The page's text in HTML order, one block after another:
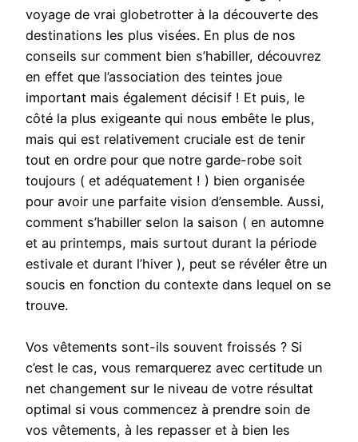
voyage de vrai globetrotter à la découverte des
destinations les plus visées. En plus de nos
conseils sur comment bien s’habiller, découvrez
en effet que l’association des teintes joue
important mais également décisif ! Et puis, le
côté la plus exigeante qui nous embête le plus,
mais qui est relativement cruciale est de tenir
tout en ordre pour que notre garde-robe soit
toujours ( et adéquatement ! ) bien organisée
pour avoir une parfaite vision d’ensemble. Aussi,
comment s’habiller selon la saison ( en automne
et au printemps, mais surtout durant la période
estivale et durant l’hiver ), peut se révéler être un
soucis en fonction du contexte dans lequel on se
trouve.
Vos vêtements sont-ils souvent froissés ? Si
c’est le cas, vous remarquerez avec certitude un
net changement sur le niveau de votre résultat
optimal si vous commencez à prendre soin de
vos vêtements, à les repasser et à bien les